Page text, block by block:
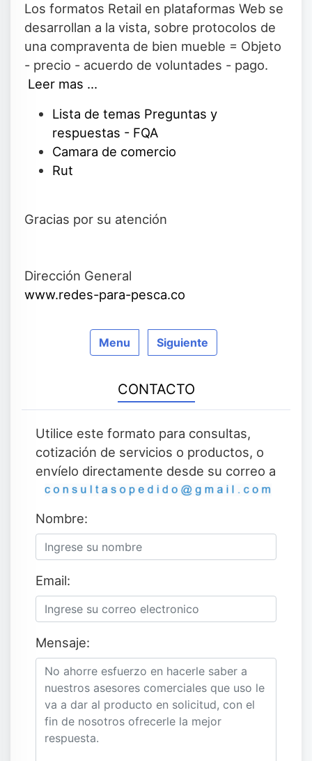
Los formatos Retail en plataformas Web se
desarrollan a la vista, sobre protocolos de
una compraventa de bien mueble = Objeto
- precio - acuerdo de voluntades - pago.
Leer mas ...
Lista de temas Preguntas y
respuestas - FQA
Camara de comercio
Rut
Gracias por su atención
Dirección General
www.redes-para-pesca.co
Menu Siguiente
CONTACTO
Utilice este formato para consultas,
cotización de servicios o productos, o
envíelo directamente desde su correo a
Nombre:
Email:
Mensaje: